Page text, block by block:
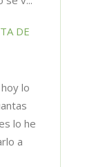
DE
lo
lo he
a